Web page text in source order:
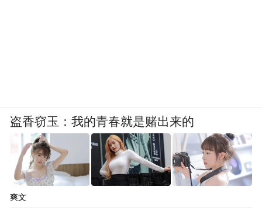
盗香窃玉：我的青春就是赌出来的
爽文